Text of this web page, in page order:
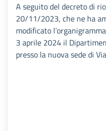
A seguito del decreto di
20/11/2023, che ne ha
modificato
3 aprile 2024 il
presso la nuova sede di